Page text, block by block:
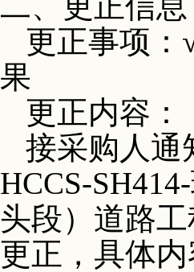
更正事项：
果
更正内容：
接采购人通
HCCS-
头段）道路
更正，具体